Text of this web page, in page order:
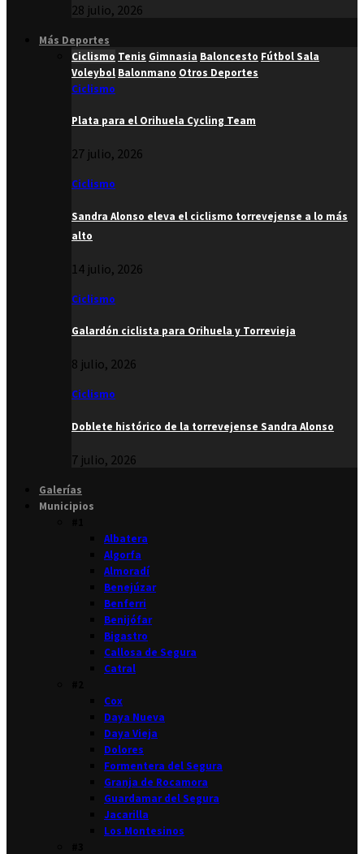
28 julio, 2026
Más Deportes
Ciclismo Tenis Gimnasia Baloncesto Fútbol Sala
Voleybol Balonmano Otros Deportes
Ciclismo
Plata para el Orihuela Cycling Team
27 julio, 2026
Ciclismo
Sandra Alonso eleva el ciclismo torrevejense a lo más
alto
14 julio, 2026
Ciclismo
Galardón ciclista para Orihuela y Torrevieja
8 julio, 2026
Ciclismo
Doblete histórico de la torrevejense Sandra Alonso
7 julio, 2026
Galerías
Municipios
Albatera
Algorfa
Almoradí
Benejúzar
Benferri
Benijófar
Bigastro
Callosa de Segura
Catral
Cox
Daya Nueva
Daya Vieja
Dolores
Formentera del Segura
Granja de Rocamora
Guardamar del Segura
Jacarilla
Los Montesinos